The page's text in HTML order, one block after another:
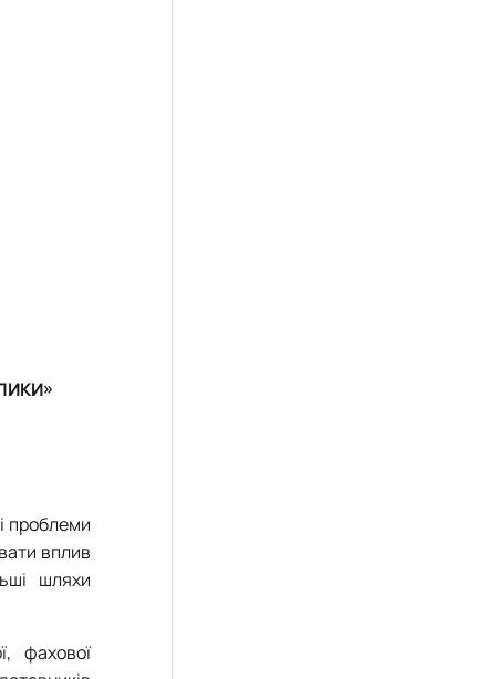
проблеми
вплив
шляхи
фахової